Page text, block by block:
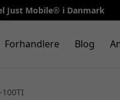
Just Mobile® i Danmark
Forhandlere Blog
100TI